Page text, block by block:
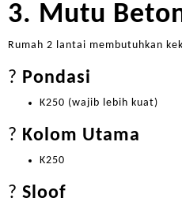
3. Mutu
Rumah 2 lantai membutuhkan
? Pondasi
K250 (wajib lebih kuat)
? Kolom Utama
K250
? Sloof